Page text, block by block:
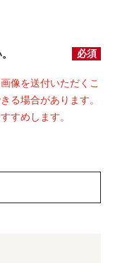
必須
像を送付いただくこ
る場合があります。
すめします。